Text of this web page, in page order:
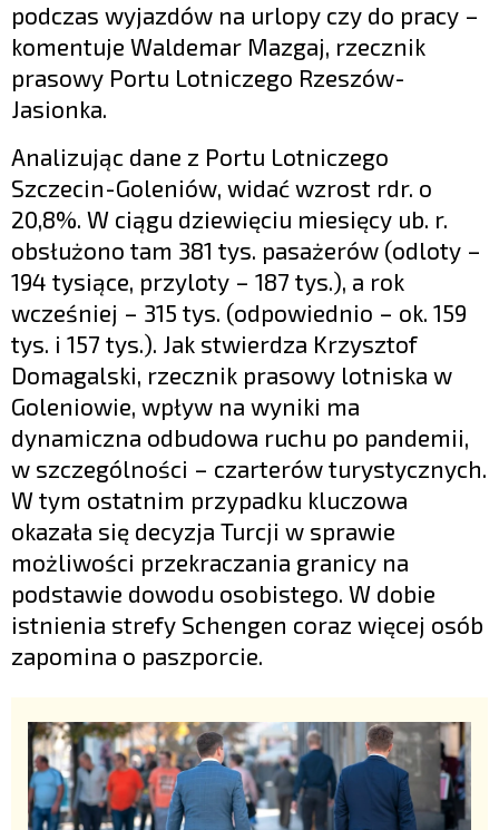
podczas wyjazdów na urlopy czy do pracy –
komentuje Waldemar Mazgaj, rzecznik
prasowy Portu Lotniczego Rzeszów-
Jasionka.
Analizując dane z Portu Lotniczego
Szczecin-Goleniów, widać wzrost rdr. o
20,8%. W ciągu dziewięciu miesięcy ub. r.
obsłużono tam 381 tys. pasażerów (odloty –
194 tysiące, przyloty – 187 tys.), a rok
wcześniej – 315 tys. (odpowiednio – ok. 159
tys. i 157 tys.). Jak stwierdza Krzysztof
Domagalski, rzecznik prasowy lotniska w
Goleniowie, wpływ na wyniki ma
dynamiczna odbudowa ruchu po pandemii,
w szczególności – czarterów turystycznych.
W tym ostatnim przypadku kluczowa
okazała się decyzja Turcji w sprawie
możliwości przekraczania granicy na
podstawie dowodu osobistego. W dobie
istnienia strefy Schengen coraz więcej osób
zapomina o paszporcie.